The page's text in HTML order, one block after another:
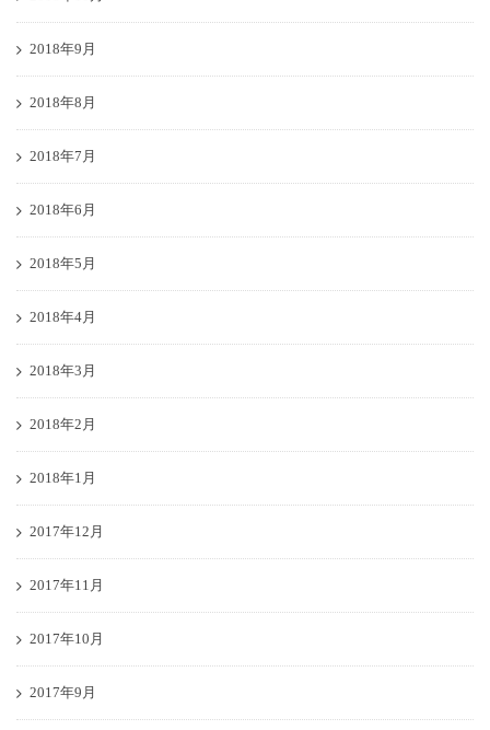
2018年9月
2018年8月
2018年7月
2018年6月
2018年5月
2018年4月
2018年3月
2018年2月
2018年1月
2017年12月
2017年11月
2017年10月
2017年9月